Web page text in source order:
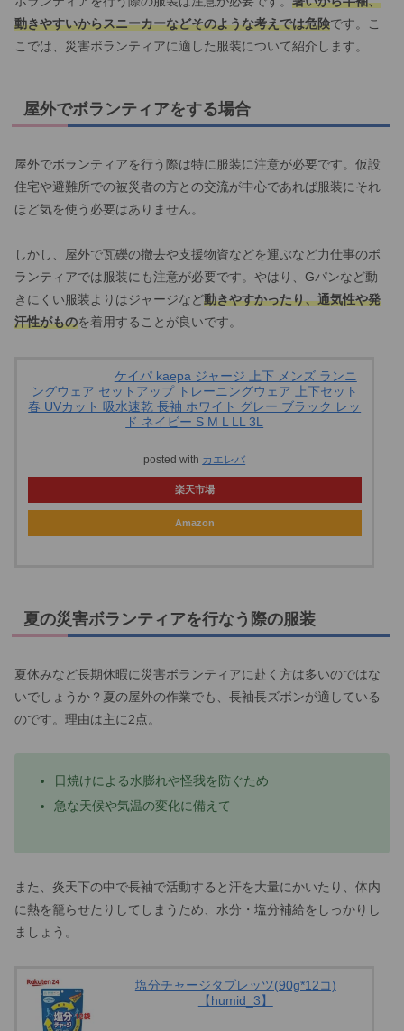
動きやすいからスニーカーなどそのような考えでは危険です。こ
こでは、災害ボランティアに適した服装について紹介します。
屋外でボランティアをする場合
屋外でボランティアを行う際は特に服装に注意が必要です。仮設
住宅や避難所での被災者の方との交流が中心であれば服装にそれ
ほど気を使う必要はありません。
しかし、屋外で瓦礫の撤去や支援物資などを運ぶなど力仕事のボ
ランティアでは服装にも注意が必要です。やはり、Gパンなど動
きにくい服装よりはジャージなど動きやすかったり、通気性や発
汗性がものを着用することが良いです。
ケイパ kaepa ジャージ 上下 メンズ ランニ
ングウェア セットアップ トレーニングウェア 上下セット
春 UVカット 吸水速乾 長袖 ホワイト グレー ブラック レッ
ド ネイビー S M L LL 3L
posted with カエレバ
楽天市場
Amazon
夏の災害ボランティアを行なう際の服装
夏休みなど長期休暇に災害ボランティアに赴く方は多いのではな
いでしょうか？夏の屋外の作業でも、長袖長ズボンが適している
のです。理由は主に2点。
日焼けによる水膨れや怪我を防ぐため
急な天候や気温の変化に備えて
また、炎天下の中で長袖で活動すると汗を大量にかいたり、体内
に熱を籠らせたりしてしまうため、水分・塩分補給をしっかりし
ましょう。
塩分チャージタブレッツ(90g*12コ)
【humid_3】